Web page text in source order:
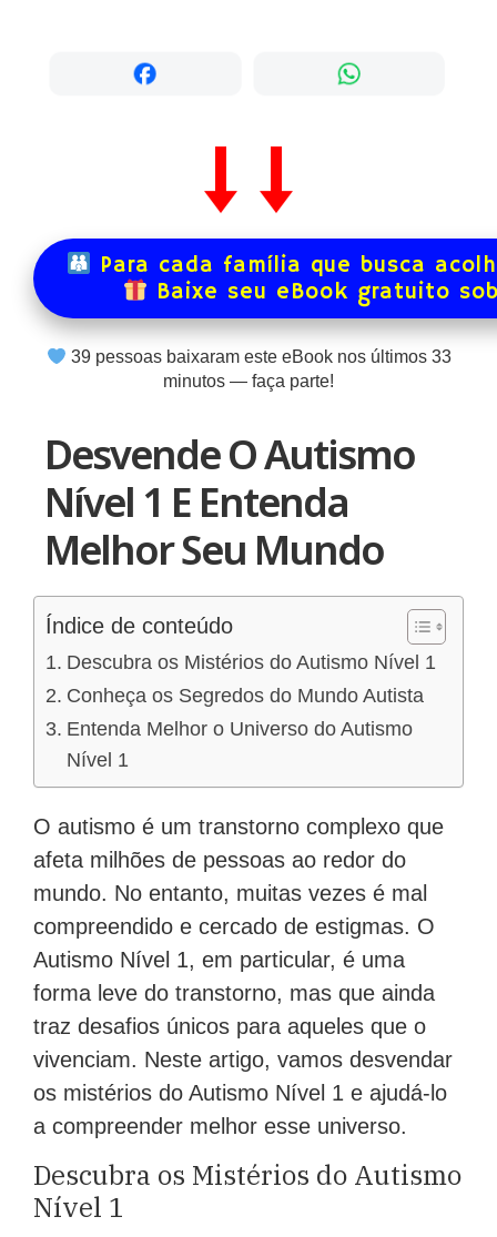
Para cada família que busca
Baixe seu eBook gratuito
39pessoas baixaram este eBook nos últimos 33
minutos — faça parte!
Desvende O Autismo
Nível 1 E Entenda
Melhor Seu Mundo
Índice de conteúdo
Descubra os Mistérios do Autismo Nível 1
Conheça os Segredos do Mundo Autista
Entenda Melhor o Universo do Autismo
Nível 1
O autismo é um transtorno complexo que
afeta milhões de pessoas ao redor do
mundo. No entanto, muitas vezes é mal
compreendido e cercado de estigmas. O
Autismo Nível 1, em particular, é uma
forma leve do transtorno, mas que ainda
traz desafios únicos para aqueles que o
vivenciam. Neste artigo, vamos desvendar
os mistérios do Autismo Nível 1 e ajudá-lo
a compreender melhor esse universo.
Descubra os Mistérios do Autismo
Nível 1